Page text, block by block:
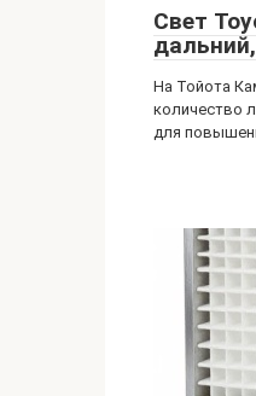
Свет
На Тойота
количество
для